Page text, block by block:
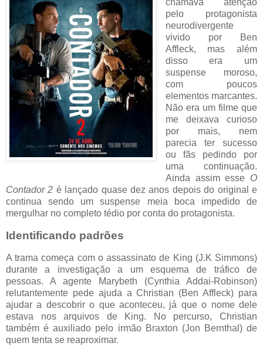
chamava atenção
pelo protagonista
neurodivergente
vivido por Ben
Affleck, mas além
disso era um
suspense moroso,
com poucos
elementos marcantes.
Não era um filme que
me deixava curioso
por mais, nem
parecia ter sucesso
ou fãs pedindo por
uma continuação.
Ainda assim esse O
Contador 2 é lançado quase dez anos depois do original e
continua sendo um suspense meia boca impedido de
mergulhar no completo tédio por conta do protagonista.
Identificando padrões
A trama começa com o assassinato de King (J.K Simmons)
durante a investigação a um esquema de tráfico de
pessoas. A agente Marybeth (Cynthia Addai-Robinson)
relutantemente pede ajuda a Christian (Ben Affleck) para
ajudar a descobrir o que aconteceu, já que o nome dele
estava nos arquivos de King. No percurso, Christian
também é auxiliado pelo irmão Braxton (Jon Bernthal) de
quem tenta se reaproximar.